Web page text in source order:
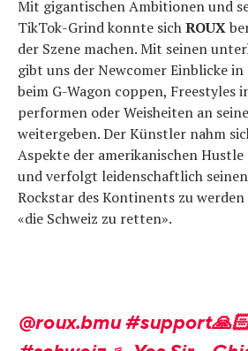
Mit gigantischen Ambitionen und
TikTok-Grind konnte sichROUX
der Szene machen. Mit seinen
gibt uns der Newcomer Einblicke in
beim G-Wagon coppen, Freestyles
performen oder Weisheiten an
weitergeben. Der Künstler nahm
Aspekte der amerikanischen
und verfolgt leidenschaftlich
Rockstar des Kontinents zu
«die Schweiz zu retten».
@roux.bmu